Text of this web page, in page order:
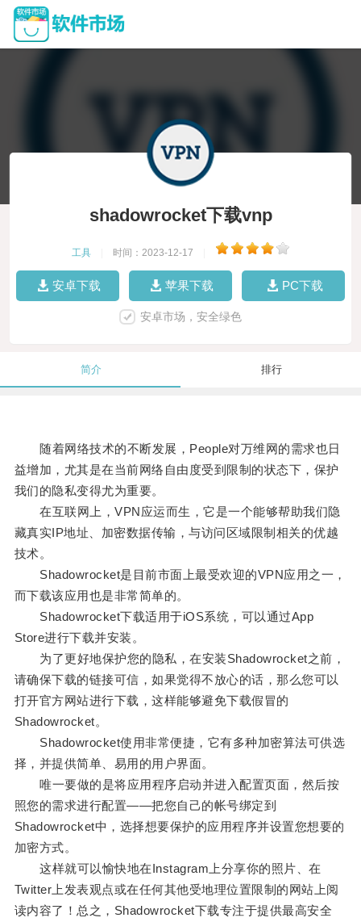
shadowrocket下载vnp
工具 时间：2023-12-17
安卓下载 苹果下载 PC下载
安卓市场，安全绿色
简介 排行
随着网络技术的不断发展，People对万维网的需求也日
益增加，尤其是在当前网络自由度受到限制的状态下，保护
我们的隐私变得尤为重要。
在互联网上，VPN应运而生，它是一个能够帮助我们隐
藏真实IP地址、加密数据传输，与访问区域限制相关的优越
技术。
Shadowrocket是目前市面上最受欢迎的VPN应用之一，
而下载该应用也是非常简单的。
Shadowrocket下载适用于iOS系统，可以通过App
Store进行下载并安装。
为了更好地保护您的隐私，在安装Shadowrocket之前，
请确保下载的链接可信，如果觉得不放心的话，那么您可以
打开官方网站进行下载，这样能够避免下载假冒的
Shadowrocket。
Shadowrocket使用非常便捷，它有多种加密算法可供选
择，并提供简单、易用的用户界面。
唯一要做的是将应用程序启动并进入配置页面，然后按
照您的需求进行配置——把您自己的帐号绑定到
Shadowrocket中，选择想要保护的应用程序并设置您想要的
加密方式。
这样就可以愉快地在Instagram上分享你的照片、在
Twitter上发表观点或在任何其他受地理位置限制的网站上阅
读内容了！总之，Shadowrocket下载专注于提供最高安全